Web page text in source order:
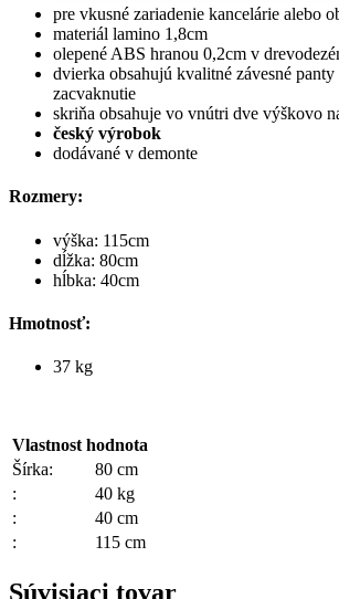
pre vkusné zariadenie kancelárie alebo
materiál lamino 1,8cm
olepené ABS hranou 0,2cm v
dvierka obsahujú kvalitné závesné panty
zacvaknutie
skriňa obsahuje vo vnútri dve výškovo
český výrobok
dodávané v demonte
Rozmery:
výška: 115cm
dĺžka: 80cm
hĺbka: 40cm
Hmotnosť:
37 kg
Vlastnost hodnota
Šírka:
80 cm
:
40 kg
:
40 cm
:
115 cm
Súvisiaci tovar